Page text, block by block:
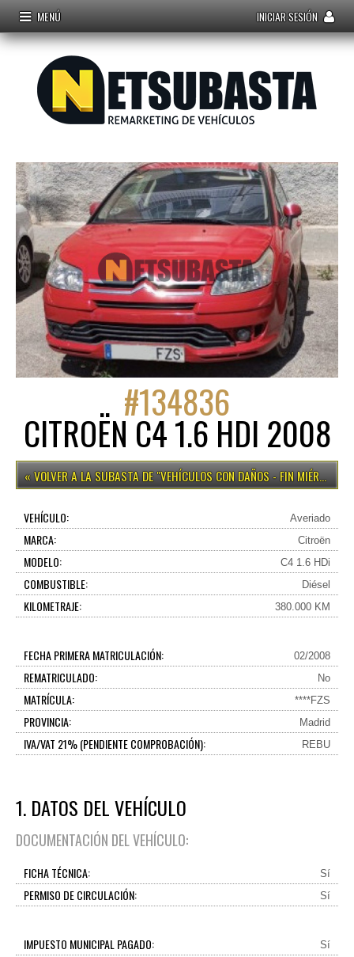
MENÚ INICIAR SESIÓN
#134836
CITROËN C4 1.6 HDI 2008
VEHÍCULOS CON DAÑOS - FIN MIÉRCOLES 15H
VEHÍCULO: Averiado
MARCA: Citroën
MODELO: C4 1.6 HDi
COMBUSTIBLE: Diésel
KILOMETRAJE: 380.000 KM
FECHA PRIMERA MATRICULACIÓN: 02/2008
REMATRICULADO: No
MATRÍCULA: ****FZS
PROVINCIA: Madrid
IVA/VAT 21% (PENDIENTE COMPROBACIÓN): REBU
1. DATOS DEL VEHÍCULO
DOCUMENTACIÓN DEL VEHÍCULO:
FICHA TÉCNICA: Sí
PERMISO DE CIRCULACIÓN: Sí
IMPUESTO MUNICIPAL PAGADO: Sí